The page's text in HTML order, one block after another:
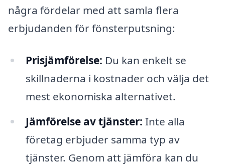
några fördelar med att samla flera
erbjudanden för fönsterputsning:
Prisjämförelse: Du kan enkelt se
skillnaderna i kostnader och välja det
mest ekonomiska alternativet.
Jämförelse av tjänster: Inte alla
företag erbjuder samma typ av
tjänster. Genom att jämföra kan du